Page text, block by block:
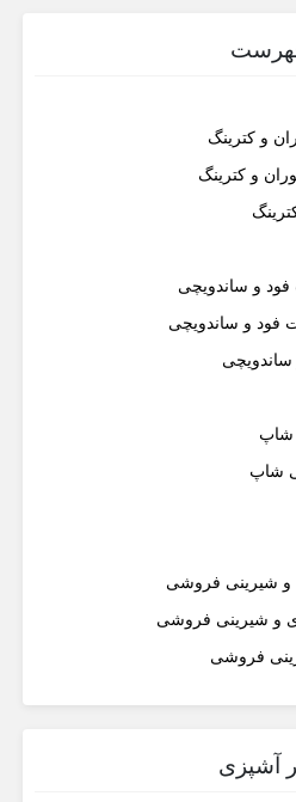
و کترینگ
و کترینگ
و ساندویچی
فود و ساندویچی
شاپ
شاپ‌
و شیرینی فروشی
و شیرینی فروشی
فروشی
آشپزی